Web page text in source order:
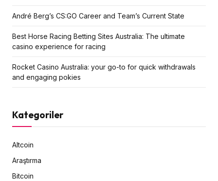
André Berg’s CS:GO Career and Team’s Current State
Best Horse Racing Betting Sites Australia: The ultimate
casino experience for racing
Rocket Casino Australia: your go-to for quick withdrawals
and engaging pokies
Kategoriler
Altcoin
Araştırma
Bitcoin